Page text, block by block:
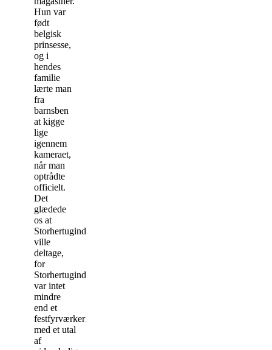
Hun var
født
belgisk
prinsesse,
og i
hendes
familie
lærte man
fra
barnsben
at kigge
lige
igennem
kameraet,
når man
optrådte
officielt.
Det
glædede
os at
Storhertuginden
ville
deltage,
for
Storhertuginden
var intet
mindre
end et
festfyrværkeri
med et utal
af